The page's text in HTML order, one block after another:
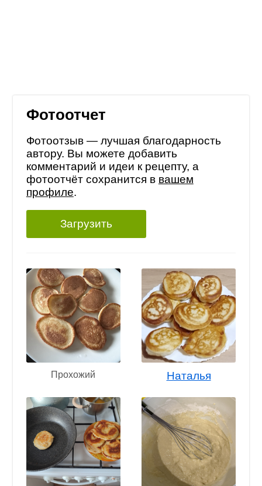
Фотоотчет
Фотоотзыв — лучшая благодарность
автору. Вы можете добавить
комментарий и идеи к рецепту, а
фотоотчёт сохранится в вашем
профиле.
Загрузить
Прохожий Наталья